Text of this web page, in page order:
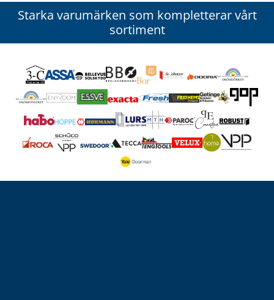
Starka varumärken som kompletterar vårt
sortiment